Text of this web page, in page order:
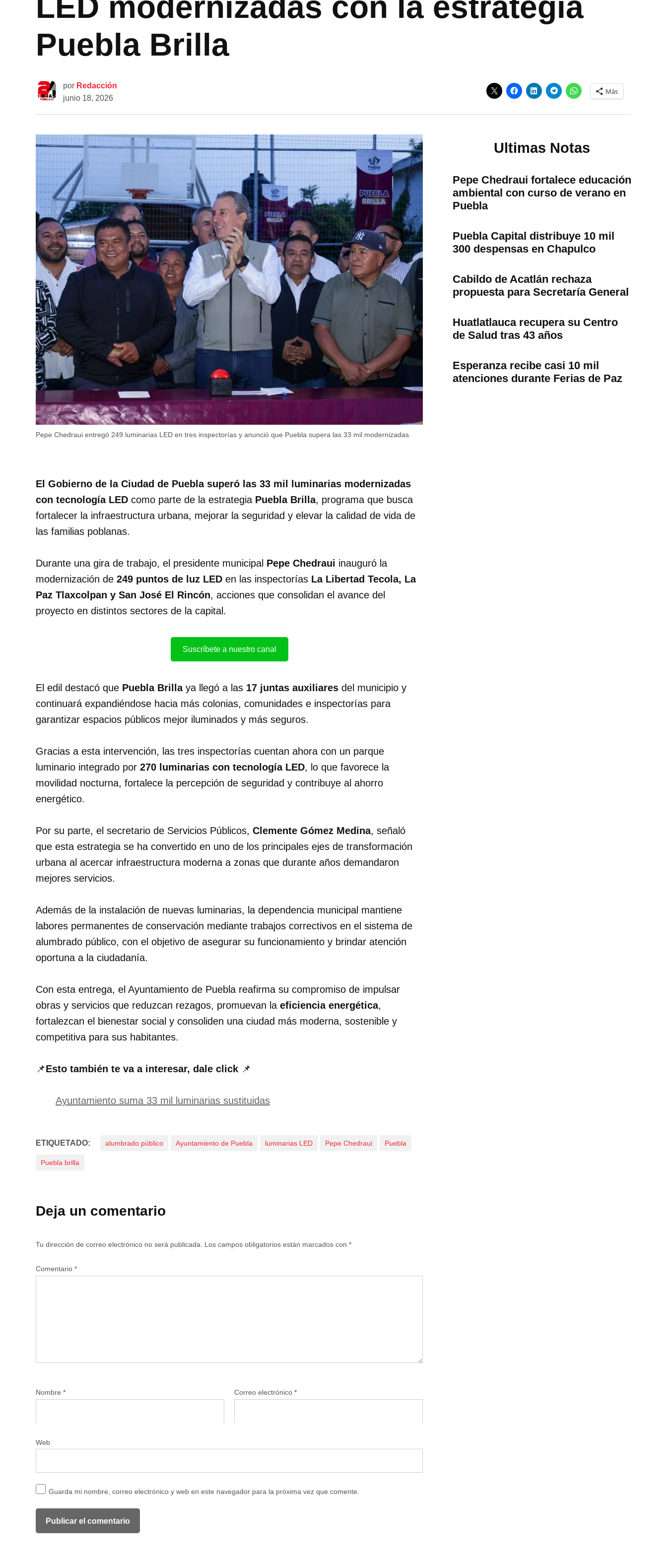
Puebla Brilla
por Redacción
junio 18, 2026
Más
Pepe Chedraui entregó 249 luminarias LED en tres inspectorías y anunció que Puebla supera las 33 mil modernizadas.
El Gobierno de la Ciudad de Puebla superó las 33 mil luminarias modernizadas
con tecnología LED como parte de la estrategia Puebla Brilla, programa que busca
fortalecer la infraestructura urbana, mejorar la seguridad y elevar la calidad de vida de
las familias poblanas.
Durante una gira de trabajo, el presidente municipal Pepe Chedraui inauguró la
modernización de 249 puntos de luz LED en las inspectorías La Libertad Tecola, La
Paz Tlaxcolpan y San José El Rincón, acciones que consolidan el avance del
proyecto en distintos sectores de la capital.
Suscríbete a nuestro canal
El edil destacó que Puebla Brillaya llegó a las 17 juntas auxiliares del municipio y
continuará expandiéndose hacia más colonias, comunidades e inspectorías para
garantizar espacios públicos mejor iluminados y más seguros.
Gracias a esta intervención, las tres inspectorías cuentan ahora con un parque
luminario integrado por 270 luminarias con tecnología LED, lo que favorece la
movilidad nocturna, fortalece la percepción de seguridad y contribuye al ahorro
energético.
Por su parte, el secretario de Servicios Públicos, Clemente Gómez Medina, señaló
que esta estrategia se ha convertido en uno de los principales ejes de transformación
urbana al acercar infraestructura moderna a zonas que durante años demandaron
mejores servicios.
Además de la instalación de nuevas luminarias, la dependencia municipal mantiene
labores permanentes de conservación mediante trabajos correctivos en el sistema de
alumbrado público, con el objetivo de asegurar su funcionamiento y brindar atención
oportuna a la ciudadanía.
Con esta entrega, el Ayuntamiento de Puebla reafirma su compromiso de impulsar
obras y servicios que reduzcan rezagos, promuevan la eficiencia energética,
fortalezcan el bienestar social y consoliden una ciudad más moderna, sostenible y
competitiva para sus habitantes.
📌Esto también te va a interesar, dale click 📌
Ayuntamiento suma 33 mil luminarias sustituidas
ETIQUETADO: alumbrado público Ayuntamiento de Puebla luminarias LED Pepe Chedraui Puebla
Puebla brilla
Deja un comentario
Tu dirección de correo electrónico no será publicada. Los campos obligatorios están marcados con *
Comentario *
Nombre * Correo electrónico *
Web
Guarda mi nombre, correo electrónico y web en este navegador para la próxima vez que comente.
Ultimas Notas
Pepe Chedraui fortalece educación
ambiental con curso de verano en
Puebla
Puebla Capital distribuye 10 mil
300 despensas en Chapulco
Cabildo de Acatlán rechaza
propuesta para Secretaría General
Huatlatlauca recupera su Centro
de Salud tras 43 años
Esperanza recibe casi 10 mil
atenciones durante Ferias de Paz